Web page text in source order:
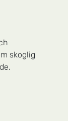
skoglig